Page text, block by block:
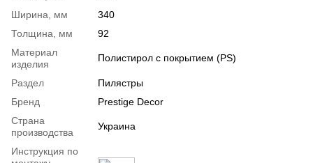
Ширина, мм
340
Толщина, мм
92
Материал
изделия
Полистирол с покрытием (PS)
Раздел
Пилястры
Бренд
Prestige Decor
Страна
производства
Украина
Инструкция по